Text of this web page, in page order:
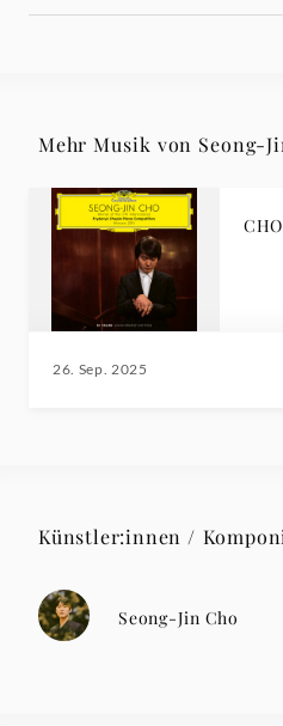
Mehr Musik von Seong-
26. Sep. 2025
Künstler:innen /
Seong-Jin Cho